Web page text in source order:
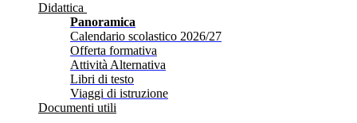
Didattica
Panoramica
Calendario scolastico 2026/27
Offerta formativa
Attività Alternativa
Libri di testo
Viaggi di istruzione
Documenti utili